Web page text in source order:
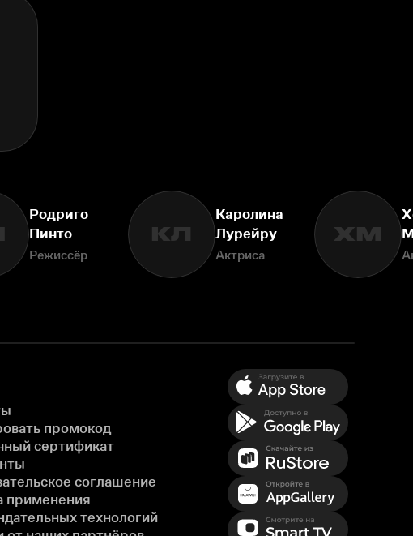
Родриго
Пинто
Режиссёр
КЛ
Каролина
Лурейру
Актриса
ХМ
промокод
сертификат
соглашение
применения
технологий